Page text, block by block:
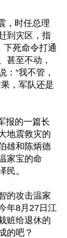
，时任总理
到灾区，指
下死命令打通
甚至不动，
：“我不管，
，军队还是
报的一篇长
地震救灾的
雄和陈炳德
家宝的命
民。
的攻击温家
年8月27日江
赃给退休的
的吧？